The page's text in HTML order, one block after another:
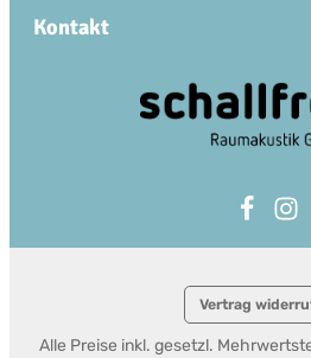
Kontakt
Vertrag
Alle Preise inkl. gesetzl.